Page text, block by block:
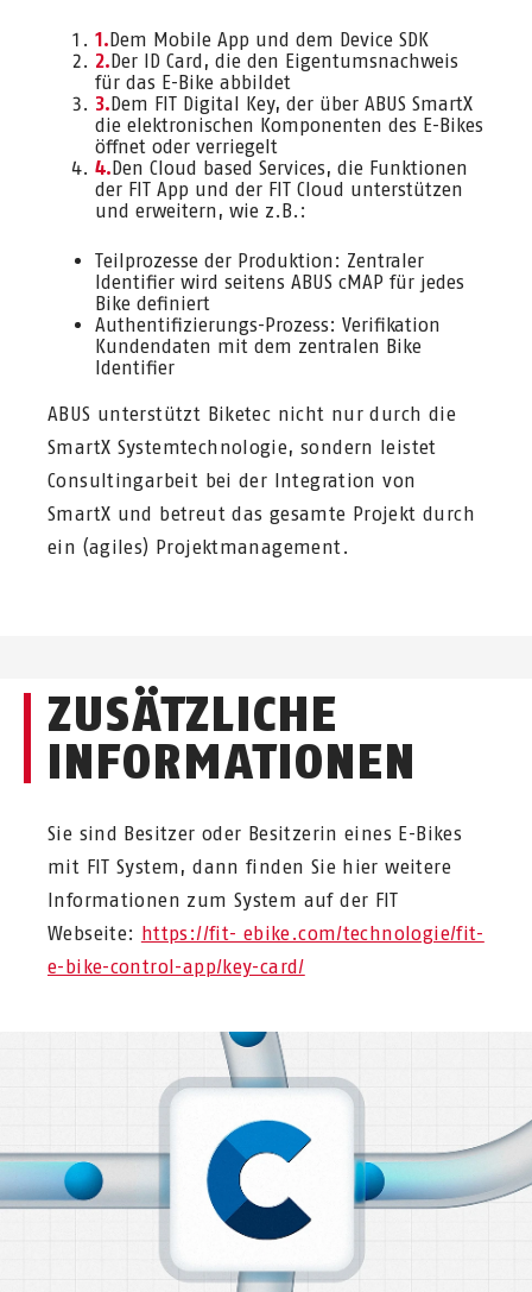
Dem Mobile App und dem Device SDK
Der ID Card, die den Eigentumsnachweis
für das E-Bike abbildet
Dem FIT Digital Key, der über ABUS SmartX
die elektronischen Komponenten des E-Bikes
öffnet oder verriegelt
Den Cloud based Services, die Funktionen
der FIT App und der FIT Cloud unterstützen
und erweitern, wie z.B.:
Teilprozesse der Produktion: Zentraler
Identifier wird seitens ABUS cMAP für jedes
Bike definiert
Authentifizierungs-Prozess: Verifikation
Kundendaten mit dem zentralen Bike
Identifier
ABUS unterstützt Biketec nicht nur durch die
SmartX Systemtechnologie, sondern leistet
Consultingarbeit bei der Integration von
SmartX und betreut das gesamte Projekt durch
ein (agiles) Projektmanagement.​​​​​​
ZUSÄTZLICHE
INFORMATIONEN
Sie sind Besitzer oder Besitzerin eines E-Bikes
mit FIT System, dann finden Sie hier weitere
Informationen zum System auf der FIT
Webseite: https://fit- ebike.com/technologie/fit-
e-bike-control-app/key-card/